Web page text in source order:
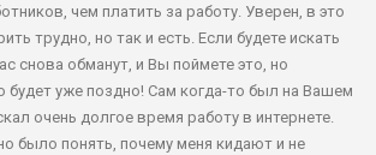
чем платить за работу. Уверен, в это
трудно, но так и есть. Если будете искать
снова обманут, и Вы поймете это, но
будет уже поздно! Сам когда-то был на Вашем
очень долгое время работу в интернете.
было понять, почему меня кидают и не